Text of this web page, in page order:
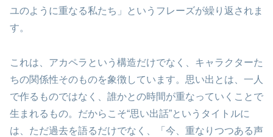
ユのように重なる私たち」というフレーズが繰り返されま
す。
これは、アカペラという構造だけでなく、キャラクターた
ちの関係性そのものを象徴しています。思い出とは、一人
で作るものではなく、誰かとの時間が重なっていくことで
生まれるもの。だからこそ“思い出話”というタイトルに
は、ただ過去を語るだけでなく、「今、重なりつつある声